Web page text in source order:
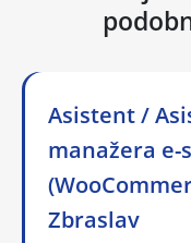
Asistent /
manažera e-
Zbraslav